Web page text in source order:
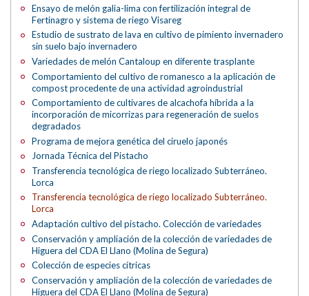
Ensayo de melón galia-lima con fertilización integral de
Fertinagro y sistema de riego Visareg
Estudio de sustrato de lava en cultivo de pimiento invernadero
sin suelo bajo invernadero
Variedades de melón Cantaloup en diferente trasplante
Comportamiento del cultivo de romanesco a la aplicación de
compost procedente de una actividad agroindustrial
Comportamiento de cultivares de alcachofa híbrida a la
incorporación de micorrizas para regeneración de suelos
degradados
Programa de mejora genética del ciruelo japonés
Jornada Técnica del Pistacho
Transferencia tecnológica de riego localizado Subterráneo.
Lorca
Transferencia tecnológica de riego localizado Subterráneo.
Lorca
Adaptación cultivo del pistacho. Colección de variedades
Conservación y ampliación de la colección de variedades de
Higuera del CDA El Llano (Molina de Segura)
Colección de especies cítricas
Conservación y ampliación de la colección de variedades de
Higuera del CDA El Llano (Molina de Segura)